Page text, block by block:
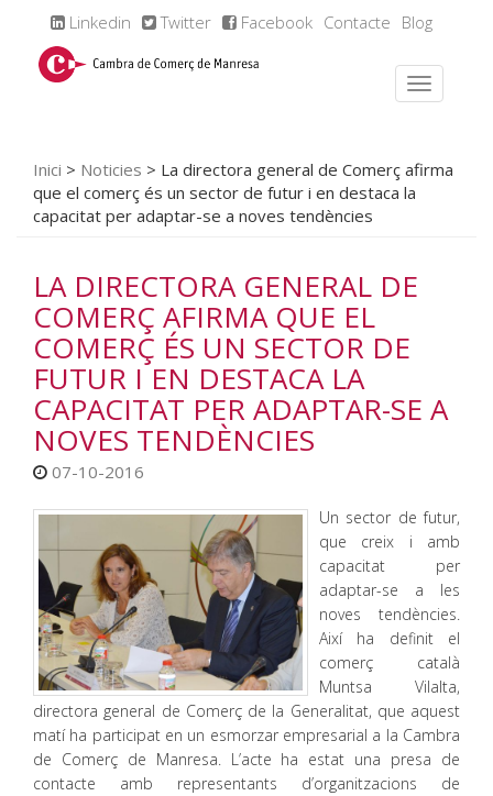
Linkedin Twitter Facebook Contacte Blog
Inici > Noticies > La directora general de Comerç afirma
que el comerç és un sector de futur i en destaca la
capacitat per adaptar-se a noves tendències
LA DIRECTORA GENERAL DE
COMERÇ AFIRMA QUE EL
COMERÇ ÉS UN SECTOR DE
FUTUR I EN DESTACA LA
CAPACITAT PER ADAPTAR-SE A
NOVES TENDÈNCIES
07-10-2016
Un sector de futur,
que creix i amb
capacitat per
adaptar-se a les
noves tendències.
Així ha definit el
comerç català
Muntsa Vilalta,
directora general de Comerç de la Generalitat, que aquest
matí ha participat en un esmorzar empresarial a la Cambra
de Comerç de Manresa. L’acte ha estat una presa de
contacte amb representants d’organitzacions de